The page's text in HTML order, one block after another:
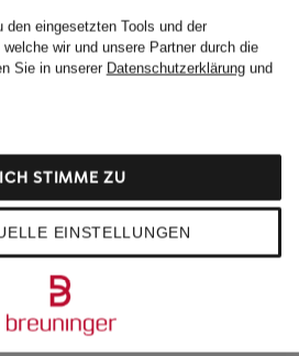
Fit
ab 399,99 €
Fit
den eingesetzten Tools und der
wir und unsere Partner durch die
Sie in unserer Datenschutzerklärungund
EINSTELLUNGEN
ICH STIMME ZU